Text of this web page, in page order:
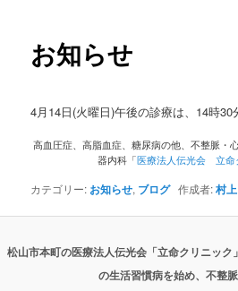
お知らせ
4月14日(火曜日)午後の診療は、14時30
高血圧症、高脂血症、糖尿病の他、不整脈・
器内科「医療法人伝光会 立命
カテゴリー: お知らせ, ブログ作成者:村
松山市本町の医療法人伝光会「立命クリニッ
の生活習慣病を始め、不整